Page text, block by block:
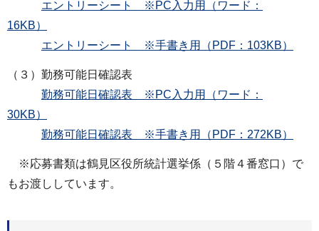
エントリーシート ※PC入力用（ワード：
16KB）
エントリーシート ※手書き用（PDF：103KB）
（３）勤務可能日確認表
勤務可能日確認表 ※PC入力用（ワード：
30KB）
勤務可能日確認表 ※手書き用（PDF：272KB）
※応募書類は鶴見区役所統計選挙係（５階４番窓口）で
もお渡ししています。